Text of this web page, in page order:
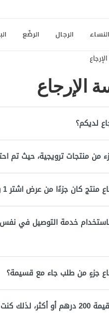
النساء الرجال الرضّع
الإرجاع
لديكم؟
من منتجات ترويجية، حيث تم
من عرض اشتر 1 واحصل على 1 مجانًا أو عرض حزمة ترويجية؟
خدمة التوصيل في
جزءٍ من طلب جاء مع قسيمة؟
كان طلبي الأصلي بقيمة 200